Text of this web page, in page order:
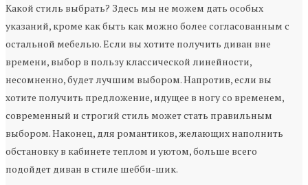
Какой стиль выбрать? Здесь мы не можем дать особых
указаний, кроме как быть как можно более согласованным с
остальной мебелью. Если вы хотите получить диван вне
времени, выбор в пользу классической линейности,
несомненно, будет лучшим выбором. Напротив, если вы
хотите получить предложение, идущее в ногу со временем,
современный и строгий стиль может стать правильным
выбором. Наконец, для романтиков, желающих наполнить
обстановку в кабинете теплом и уютом, больше всего
подойдет диван в стиле шебби-шик.